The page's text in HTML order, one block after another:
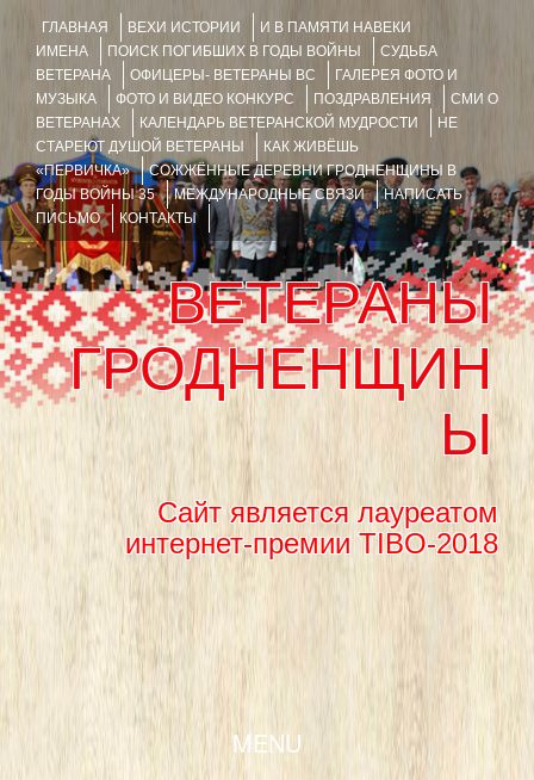
ГЛАВНАЯ ВЕХИ ИСТОРИИ
И В ПАМЯТИ НАВЕКИ
ИМЕНА
ПОИСК ПОГИБШИХ В ГОДЫ ВОЙНЫ
СУДЬБА
ВЕТЕРАНА
ОФИЦЕРЫ- ВЕТЕРАНЫ ВС
ГАЛЕРЕЯ ФОТО И
МУЗЫКА
ФОТО И ВИДЕО КОНКУРС ПОЗДРАВЛЕНИЯ
СМИ О
ВЕТЕРАНАХ
КАЛЕНДАРЬ ВЕТЕРАНСКОЙ МУДРОСТИ
НЕ
СТАРЕЮТ ДУШОЙ ВЕТЕРАНЫ
КАК ЖИВЁШЬ
«ПЕРВИЧКА»
СОЖЖЁННЫЕ ДЕРЕВНИ ГРОДНЕНЩИНЫ В
ГОДЫ ВОЙНЫ 35
МЕЖДУНАРОДНЫЕ СВЯЗИ
НАПИСАТЬ
ПИСЬМО
КОНТАКТЫ
ВЕТЕРАНЫ
ГРОДНЕНЩИН
Ы
Сайт является лауреатом
интернет-премии TIBO-2018
MENU